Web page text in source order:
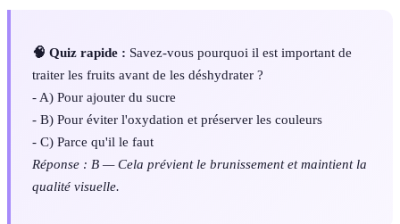
🧠 Quiz rapide : Savez-vous pourquoi il est important de
traiter les fruits avant de les déshydrater ?
- A) Pour ajouter du sucre
- B) Pour éviter l'oxydation et préserver les couleurs
- C) Parce qu'il le faut
Réponse : B — Cela prévient le brunissement et maintient la
qualité visuelle.